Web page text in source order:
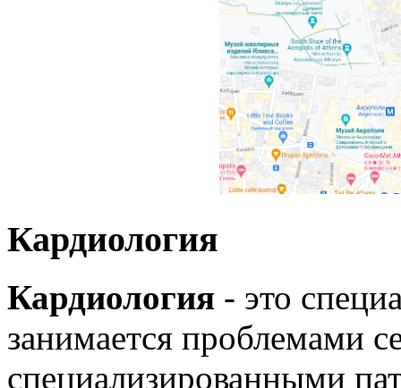
Кардиология
Кардиология - это
занимается проблемами
специализированными